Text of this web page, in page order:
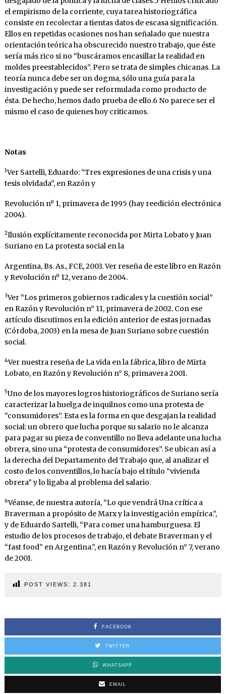
el empirismo de la corriente, cuya tarea historiográfica
consiste en recolectar a tientas datos de escasa significación.
Ellos en repetidas ocasiones nos han señalado que nuestra
orientación teórica ha obscurecido nuestro trabajo, que éste
sería más rico si no “buscáramos encasillar la realidad en
moldes preestablecidos”. Pero se trata de simples chicanas. La
teoría nunca debe ser un dogma, sólo una guía para la
investigación y puede ser reformulada como producto de
ésta. De hecho, hemos dado prueba de ello.6 No parece ser el
mismo el caso de quienes hoy criticamos.
Notas
1Ver Sartelli, Eduardo: “Tres expresiones de una crisis y una
tesis olvidada”, en Razón y
Revolución nº 1, primavera de 1995 (hay reedición electrónica
2004).
2Ilusión explícitamente reconocida por Mirta Lobato y Juan
Suriano en La protesta social en la
Argentina, Bs. As., FCE, 2003. Ver reseña de este libro en Razón
y Revolución nº 12, verano de 2004.
3Ver “Los primeros gobiernos radicales y la cuestión social”
en Razón y Revolución n° 11, primavera de 2002. Con ese
artículo discutimos en la edición anterior de estas jornadas
(Córdoba, 2003) en la mesa de Juan Suriano sobre cuestión
social.
4Ver nuestra reseña de La vida en la fábrica, libro de Mirta
Lobato, en Razón y Revolución n° 8, primavera 2001.
5Uno de los mayores logros historiográficos de Suriano sería
caracterizar la huelga de inquilnos como una protesta de
“consumidores”. Esta es la forma en que desgajan la realidad
social: un obrero que lucha porque su salario no le alcanza
para pagar su pieza de conventillo no lleva adelante una lucha
obrera, sino una “protesta de consumidores”. Se ubican así a
la derecha del Departamento del Trabajo que, al analizar el
costo de los conventillos, lo hacía bajo el título “vivienda
obrera” y lo ligaba al problema del salario.
6Véanse, de nuestra autoría, “Lo que vendrá Una crítica a
Braverman a propósito de Marx y la investigación empírica.”,
y de Eduardo Sartelli, “Para comer una hamburguesa. El
estudio de los procesos de trabajo, el debate Braverman y el
“fast food” en Argentina.”, en Razón y Revolución n° 7, verano
de 2001.
POST VIEWS: 2.381
FACEBOOK
TWITTER
WHATSAPP
EMAIL